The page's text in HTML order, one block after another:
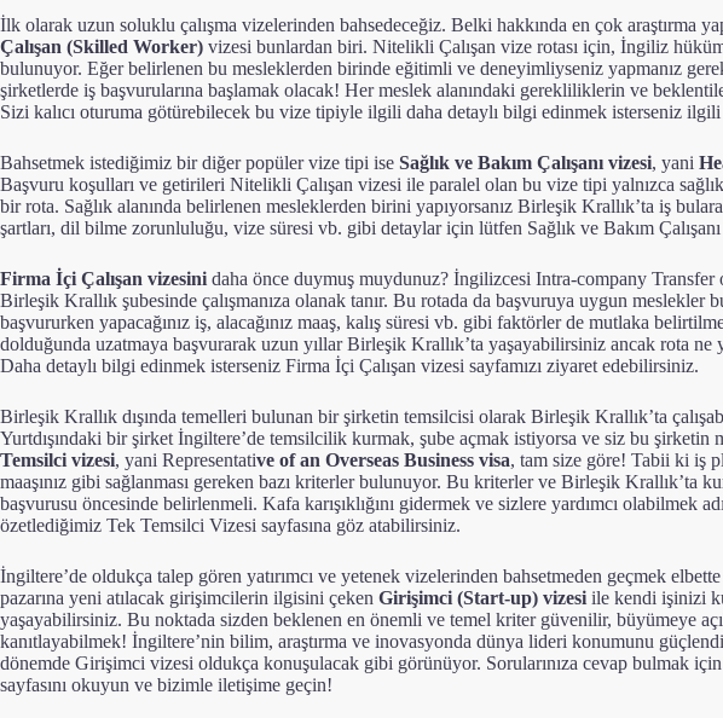
İlk olarak uzun soluklu çalışma vizelerinden bahsedeceğiz. Belki hakkında en çok araştırma
Çalışan (Skilled Worker) vizesi bunlardan biri. Nitelikli Çalışan vize rotası için, İngiliz
bulunuyor. Eğer belirlenen bu mesleklerden birinde eğitimli ve deneyimliyseniz yapmanız
şirketlerde iş başvurularına başlamak olacak! Her meslek alanındaki gerekliliklerin ve
Sizi kalıcı oturuma götürebilecek bu vize tipiyle ilgili daha detaylı bilgi edinmek isterseniz ilgili
Bahsetmek istediğimiz bir diğer popüler vize tipi ise Sağlık ve Bakım Çalışanı vizesi, yani
Başvuru koşulları ve getirileri Nitelikli Çalışan vizesi ile paralel olan bu vize tipi yalnızca
bir rota. Sağlık alanında belirlenen mesleklerden birini yapıyorsanız Birleşik Krallık’ta iş
şartları, dil bilme zorunluluğu, vize süresi vb. gibi detaylar için lütfen Sağlık ve Bakım
Firma İçi Çalışan vizesini daha önce duymuş muydunuz? İngilizcesi Intra-company
Birleşik Krallık şubesinde çalışmanıza olanak tanır. Bu rotada da başvuruya uygun meslekler
başvururken yapacağınız iş, alacağınız maaş, kalış süresi vb. gibi faktörler de mutlaka
dolduğunda uzatmaya başvurarak uzun yıllar Birleşik Krallık’ta yaşayabilirsiniz ancak rota ne
Daha detaylı bilgi edinmek isterseniz Firma İçi Çalışan vizesi sayfamızı ziyaret edebilirsiniz.
Birleşik Krallık dışında temelleri bulunan bir şirketin temsilcisi olarak Birleşik Krallık’ta
Yurtdışındaki bir şirket İngiltere’de temsilcilik kurmak, şube açmak istiyorsa ve siz bu şirketin
Temsilci vizesi, yani Representative of an Overseas Business visa, tam size göre! Tabii ki iş
maaşınız gibi sağlanması gereken bazı kriterler bulunuyor. Bu kriterler ve Birleşik Krallık’ta
başvurusu öncesinde belirlenmeli. Kafa karışıklığını gidermek ve sizlere yardımcı olabilmek
özetlediğimiz Tek Temsilci Vizesi sayfasına göz atabilirsiniz.
İngiltere’de oldukça talep gören yatırımcı ve yetenek vizelerinden bahsetmeden geçmek
pazarına yeni atılacak girişimcilerin ilgisini çeken Girişimci (Start-up) vizesi ile kendi işinizi
yaşayabilirsiniz. Bu noktada sizden beklenen en önemli ve temel kriter güvenilir, büyümeye
kanıtlayabilmek! İngiltere’nin bilim, araştırma ve inovasyonda dünya lideri konumunu
dönemde Girişimci vizesi oldukça konuşulacak gibi görünüyor. Sorularınıza cevap bulmak
sayfasını okuyun ve bizimle iletişime geçin!